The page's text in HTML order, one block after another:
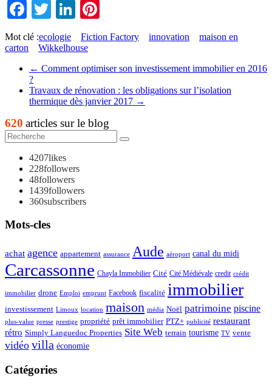
Facebook
TwitterLinkedIn
Mot clé :ecologie Fiction Factory innovation
maison en
carton
Wikkelhouse
← Comment optimiser son investissement immobilier en 2016
?
Travaux de rénovation : les obligations sur l’isolation
thermique dès janvier 2017 →
620 articles sur le blog
4207likes
228followers
48followers
1439followers
360subscribers
Mots-cles
achat agence appartement assurance Aude aéroport canal du midi
Carcassonne Chayla Immobilier Cité Cité Médiévale credit crédit
immobilier drone Emploi emprunt Facebook fiscalité immobilier
investissement Limoux location maison média Noël patrimoine piscine
plus-value presse prestige propriété prêt immobilier PTZ+ publicité restaurant
rétro Simply Languedoc Properties Site Web terrain tourisme TV vente
vidéo villa économie
Catégories